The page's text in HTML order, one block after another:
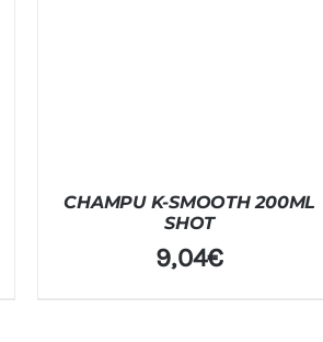
CHAMPU K-SMOOTH 200ML
SHOT
9,04€